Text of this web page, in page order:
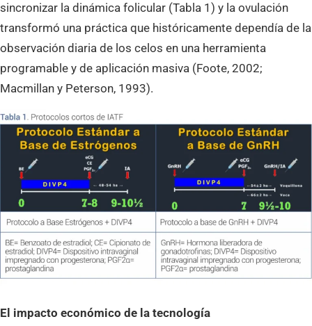
sincronizar la dinámica folicular (Tabla 1) y la ovulación
transformó una práctica que históricamente dependía de la
observación diaria de los celos en una herramienta
programable y de aplicación masiva (Foote, 2002;
Macmillan y Peterson, 1993).
El impacto económico de la tecnología